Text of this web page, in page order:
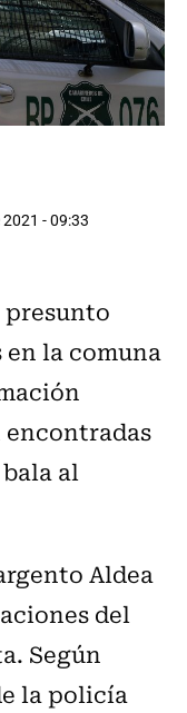
- 09:33
la comuna
al
Aldea
del
Según
la policía